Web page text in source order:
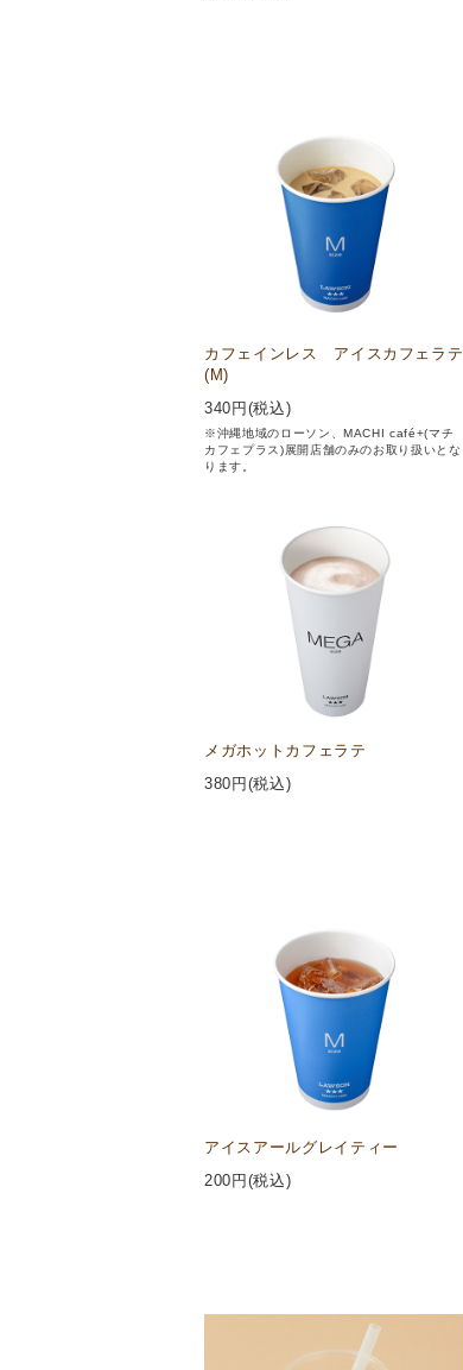
カフェインレス アイスカフェラテ
(M)
340 円(税込)
※沖縄地域のローソン、MACHI café+(マチ
カフェプラス)展開店舗のみのお取り扱いとな
ります。
メガホットカフェラテ
380 円(税込)
アイスアールグレイティー
200 円(税込)